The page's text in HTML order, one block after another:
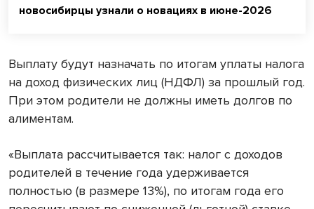
новосибирцы узнали о новациях в июне-2026
Выплату будут назначать по итогам уплаты налога
на доход физических лиц (НДФЛ) за прошлый год.
При этом родители не должны иметь долгов по
алиментам.
«Выплата рассчитывается так: налог с доходов
родителей в течение года удерживается
полностью (в размере 13%), по итогам года его